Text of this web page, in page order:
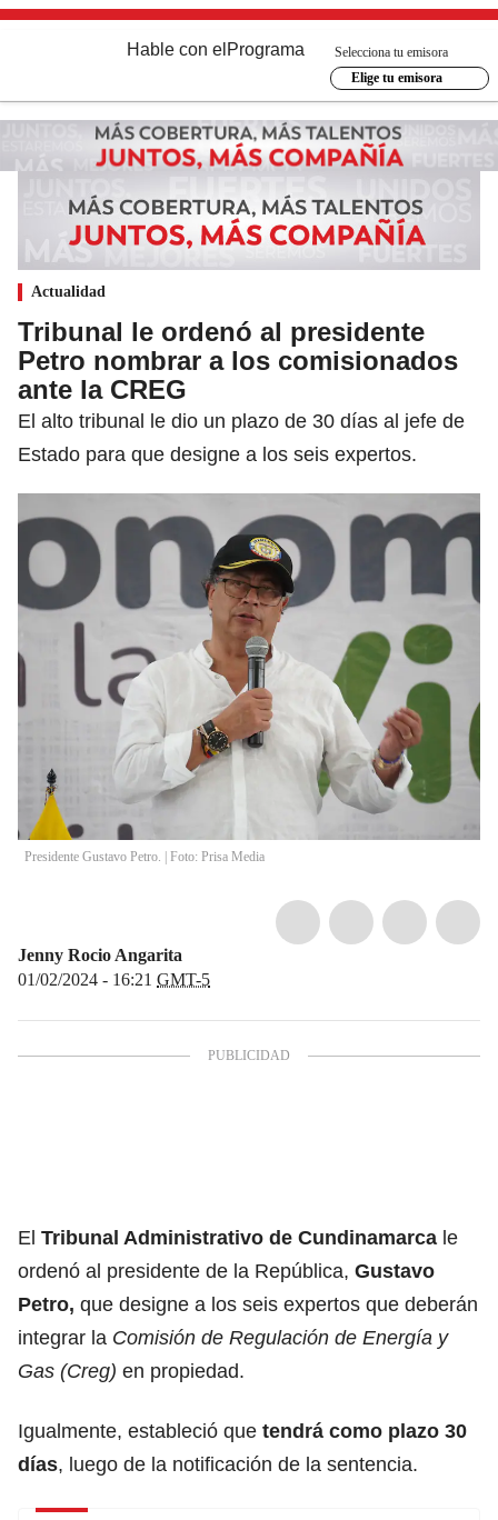
Hable con el Programa
Selecciona tu emisora
Elige tu emisora
Actualidad
Tribunal le ordenó al presidente
Petro nombrar a los comisionados
ante la CREG
El alto tribunal le dio un plazo de 30 días al jefe de
Estado para que designe a los seis expertos.
Presidente Gustavo Petro. | Foto: Prisa Media
Jenny Rocio Angarita
01/02/2024 - 16:21 GMT-5
El Tribunal Administrativo de Cundinamarca le
ordenó al presidente de la República, Gustavo
Petro, que designe a los seis expertos que deberán
integrar la Comisión de Regulación de Energía y
Gas (Creg) en propiedad.
Igualmente, estableció que tendrá como plazo 30
días, luego de la notificación de la sentencia.